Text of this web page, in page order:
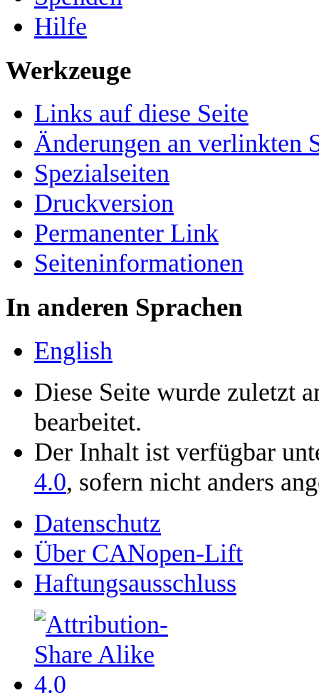
Hilfe
Werkzeuge
Links auf diese Seite
Änderungen an verlinkten
Spezialseiten
Druckversion
Permanenter Link
Seiten­­informationen
In anderen Sprachen
English
Diese Seite wurde zuletzt
bearbeitet.
Der Inhalt ist verfügbar
4.0, sofern nicht anders
Datenschutz
Über CANopen-Lift
Haftungsausschluss